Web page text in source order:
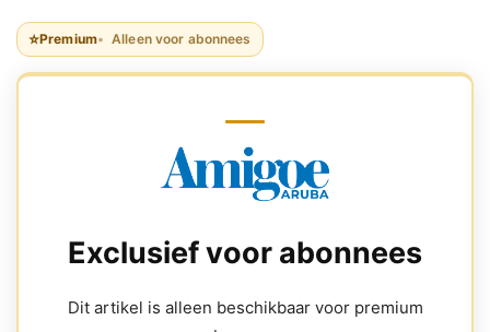
⭐Premium Alleen voor abonnees
Exclusief voor abonnees
Dit artikel is alleen beschikbaar voor premium